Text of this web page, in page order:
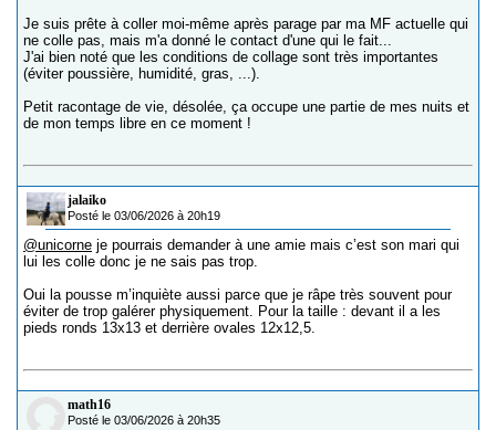
Je suis prête à coller moi-même après parage par ma MF actuelle qui
ne colle pas, mais m'a donné le contact d'une qui le fait...
J'ai bien noté que les conditions de collage sont très importantes
(éviter poussière, humidité, gras, ...).
Petit racontage de vie, désolée, ça occupe une partie de mes nuits et
de mon temps libre en ce moment !
jalaiko
Posté le 03/06/2026 à 20h19
@unicorne je pourrais demander à une amie mais c’est son mari qui
lui les colle donc je ne sais pas trop.
Oui la pousse m’inquiète aussi parce que je râpe très souvent pour
éviter de trop galérer physiquement. Pour la taille : devant il a les
pieds ronds 13x13 et derrière ovales 12x12,5.
math16
Posté le 03/06/2026 à 20h35